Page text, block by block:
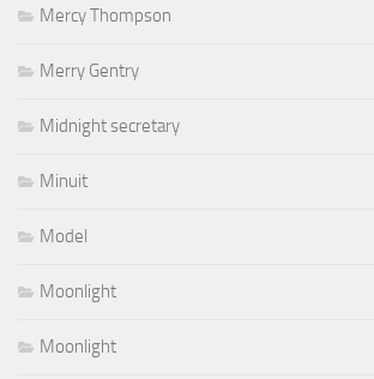
Mercy Thompson
Merry Gentry
Midnight secretary
Minuit
Model
Moonlight
Moonlight